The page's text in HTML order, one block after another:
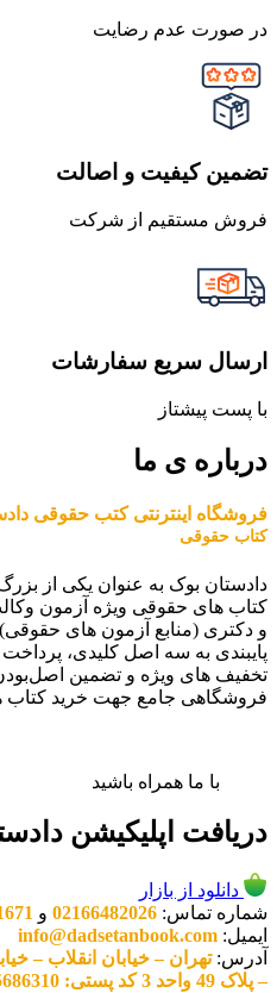
در صورت عدم رضایت
تضمین کیفیت و اصالت
فروش مستقیم از شرکت
ارسال سریع سفارشات
با پست پیشتاز
درباره ی ما
فروشگاه اینترنتی کتب حقوقی
کتاب حقوقی
دادستان بوک به عنوان یکی از
کتاب های حقوقی ویژه آزمون
و دکتری (منابع آزمون های حقوقی)
پایبندی به سه اصل کلیدی،
تخفیف های ویژه و تضمین
فروشگاهی جامع جهت خرید کتاب
با ما همراه باشید
دریافت اپلیکیشن
دانلود از بازار
شماره تماس: 02166482026 و
ایمیل: info@dadsetanbook.com
آدرس:تهران – خیابان انقلاب –
– پلاک 49 واحد 3 کد پستی: 1315686310